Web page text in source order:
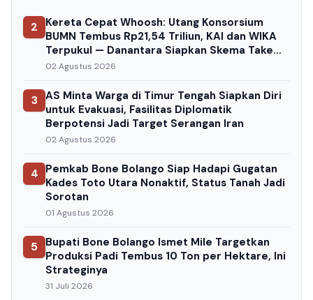
2
Kereta Cepat Whoosh: Utang Konsorsium
BUMN Tembus Rp21,54 Triliun, KAI dan WIKA
Terpukul — Danantara Siapkan Skema Take
Over
02 Agustus 2026
3 AS Minta Warga di Timur Tengah Siapkan Diri
untuk Evakuasi, Fasilitas Diplomatik
Berpotensi Jadi Target Serangan Iran
02 Agustus 2026
4 Pemkab Bone Bolango Siap Hadapi Gugatan
Kades Toto Utara Nonaktif, Status Tanah Jadi
Sorotan
01 Agustus 2026
5
Bupati Bone Bolango Ismet Mile Targetkan
Produksi Padi Tembus 10 Ton per Hektare, Ini
Strateginya
31 Juli 2026